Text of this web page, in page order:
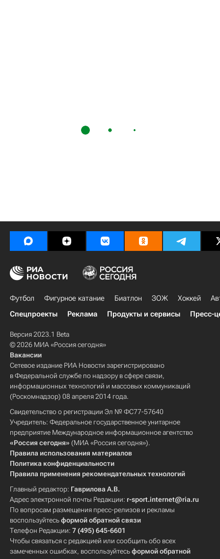
Футбол Фигурное катание Биатлон ЗОЖ Хоккей
Спецпроекты
Реклама Продукты и сервисы Пресс-
Версия 2023.1 Beta
© 2026 МИА «Россия сегодня»
Вакансии
Сетевое издание РИА Новости зарегистрировано
в Федеральной службе по надзору в сфере связи,
информационных технологий и массовых коммуникаций
(Роскомнадзор) 08 апреля 2014 года.
Свидетельство о регистрации Эл № ФС77-57640
Учредитель: Федеральное государственное унитарное
предприятие Международное информационное агентство
«Россия сегодня» (МИА «Россия сегодня»).
Правила использования материалов
Политика конфиденциальности
Правила применения рекомендательных технологий
Главный редактор: Гаврилова А.В.
Адрес электронной почты Редакции: r-sport.internet@ria.ru
По вопросам размещения пресс-релизов и рекламы
воспользуйтесьформой обратной связи
Телефон Редакции: 7 (495) 645-6601
Чтобы связаться с редакцией или сообщить обо всех
замеченных ошибках, воспользуйтесьформой обратной